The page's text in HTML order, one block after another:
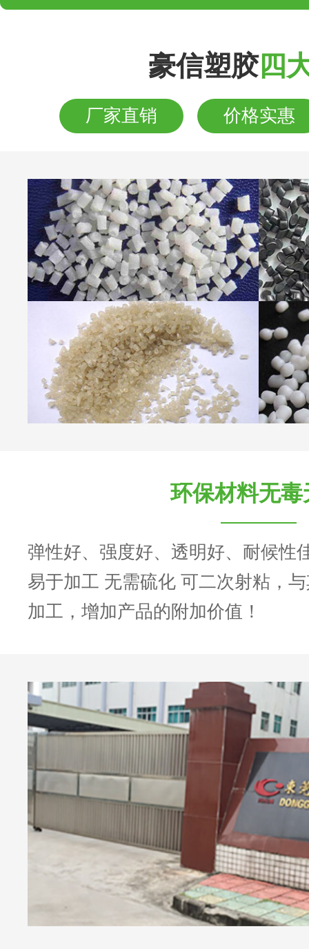
豪信塑胶四
厂家直销 价格实惠
环保材料无毒
弹性好、强度好、透明好、耐候性
易于加工 无需硫化 可二次射粘，
加工，增加产品的附加价值！